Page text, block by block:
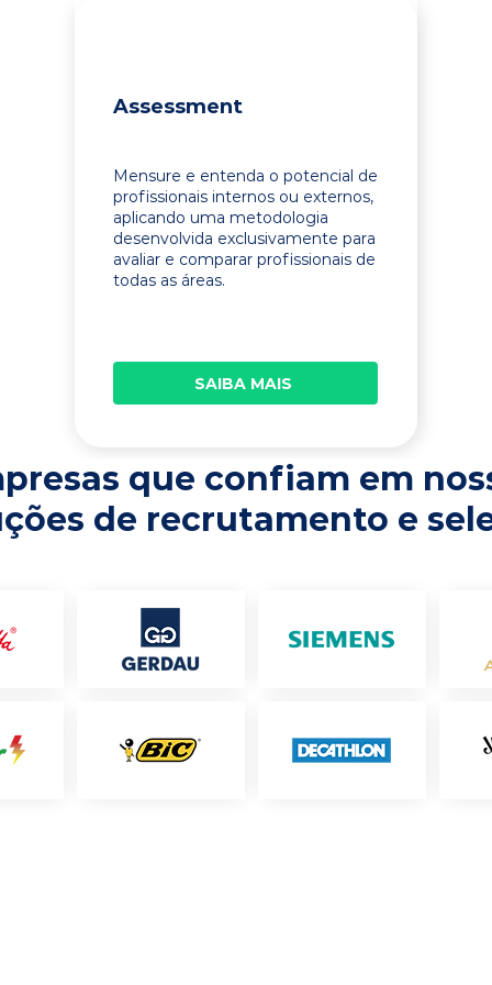
Assessment
Mensure e entenda o potencial de
profissionais internos ou externos,
aplicando uma metodologia
desenvolvida exclusivamente para
avaliar e comparar profissionais de
todas as áreas.
SAIBA MAIS
que confiam em
de recrutamento e